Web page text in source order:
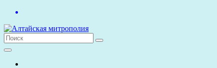
Перейти
содержимому